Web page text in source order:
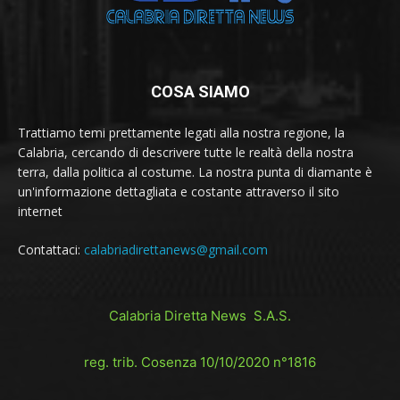
COSA SIAMO
Trattiamo temi prettamente legati alla nostra regione, la
Calabria, cercando di descrivere tutte le realtà della nostra
terra, dalla politica al costume. La nostra punta di diamante è
un'informazione dettagliata e costante attraverso il sito
internet
Contattaci: calabriadirettanews@gmail.com
Calabria Diretta News S.A.S.
reg. trib. Cosenza 10/10/2020 n°1816